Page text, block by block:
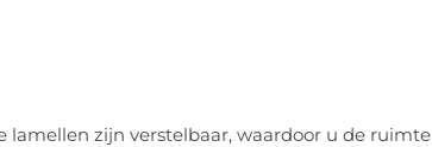
lamellen zijn verstelbaar, waardoor u de ruimte